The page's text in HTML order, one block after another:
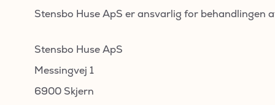
Stensbo Huse ApS er ansvarlig for behandlingen
Stensbo Huse ApS
Messingvej 1
6900 Skjern